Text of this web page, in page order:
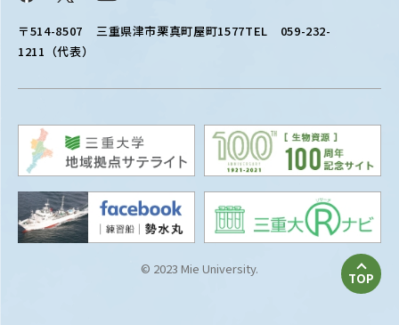
〒514-8507 三重県津市栗真町屋町1577TEL 059-232-
1211（代表）
© 2023 Mie University.
TOP